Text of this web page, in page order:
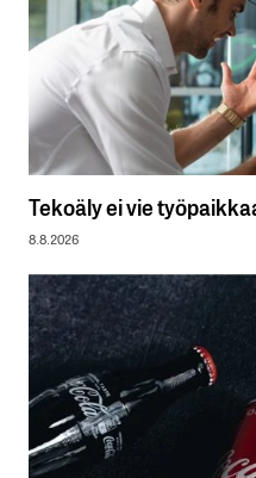
Tekoäly ei vie
8.8.2026